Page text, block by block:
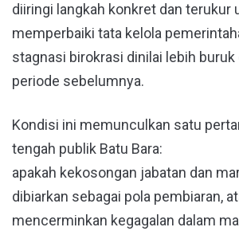
diiringi langkah konkret dan terukur
memperbaiki tata kelola
stagnasi birokrasi dinilai lebih buruk
periode sebelumnya.
Kondisi ini memunculkan satu
tengah publik Batu Bara:
apakah kekosongan jabatan dan
dibiarkan sebagai pola pembiaran,
mencerminkan kegagalan dalam